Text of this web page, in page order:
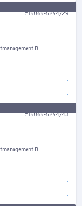
#15065-5294/29
Container, Welt
#15065-5294/43
Container, Welt